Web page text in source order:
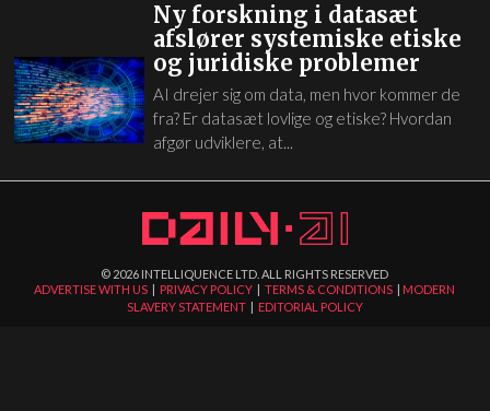
Ny forskning i datasæt
afslører systemiske etiske
og juridiske problemer
AI drejer sig om data, men hvor kommer de
fra? Er datasæt lovlige og etiske? Hvordan
afgør udviklere, at...
© 2026 INTELLIQUENCE LTD. ALL RIGHTS RESERVED
ADVERTISE WITH US | PRIVACY POLICY |TERMS & CONDITIONS | MODERN
SLAVERY STATEMENT| EDITORIAL POLICY